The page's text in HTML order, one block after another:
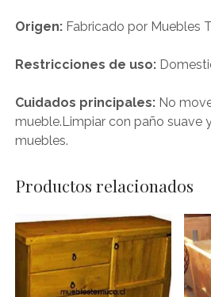
Origen:Fabricado por Muebles
Restricciones de uso:
Cuidados principales: No
mueble.Limpiar con paño suave
muebles.
Productos relacionados